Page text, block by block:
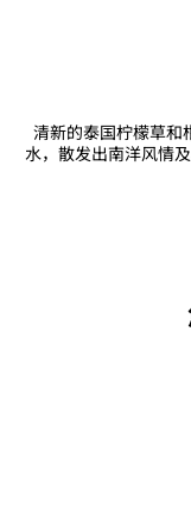
清新的泰国柠檬草和
水，散发出南洋风情